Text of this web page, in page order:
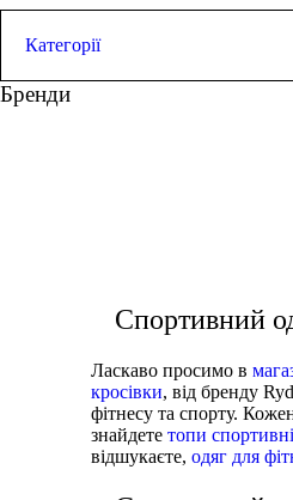
Категорії
ШОРТИ
Бренди
Спортивний
Ласкаво просимо в
кросівки, від бренду
фітнесу та спорту.
знайдететопи спортивні
відшукаєте,одяг для